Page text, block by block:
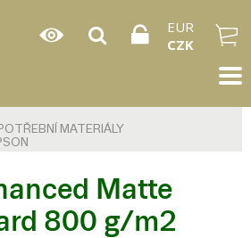
EUR
CZK
MATERIÁLY
Matte
800 g/m2